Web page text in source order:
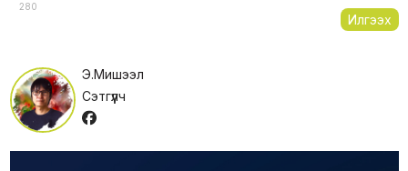
Э.Мишээл
Сэтгүүлч
280
Илгээх